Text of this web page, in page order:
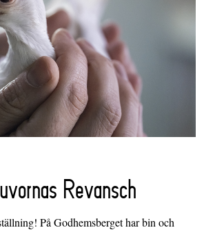
Revansch
På Godhemsberget har bin och